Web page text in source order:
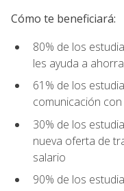
Cómo te beneficiará:
80% de los
les ayuda a
61% de los
comunicación
30% de los
nueva oferta de
salario
90% de los